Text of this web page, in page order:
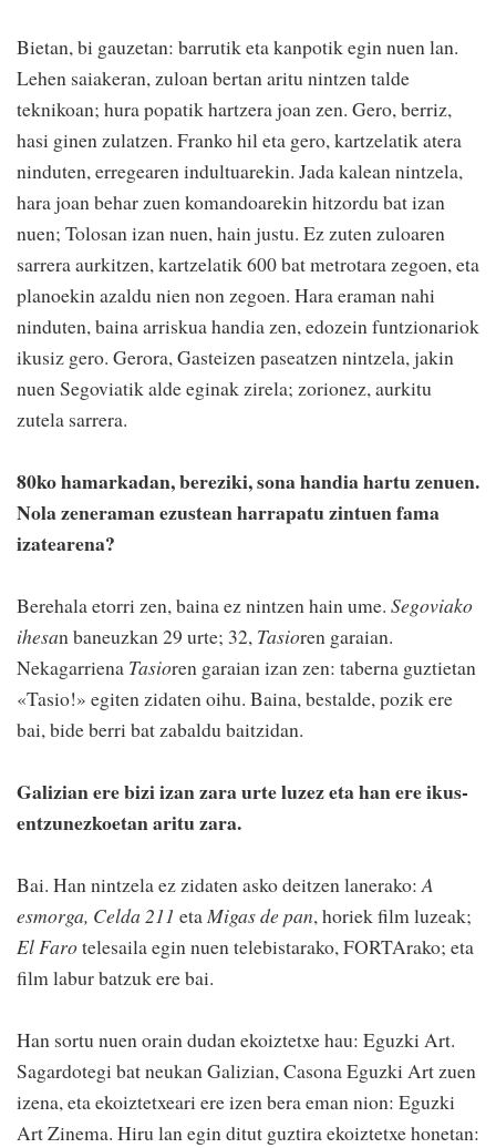
Bietan, bi gauzetan: barrutik eta kanpotik egin nuen lan.
Lehen saiakeran, zuloan bertan aritu nintzen talde
teknikoan; hura popatik hartzera joan zen. Gero, berriz,
hasi ginen zulatzen. Franko hil eta gero, kartzelatik atera
ninduten, erregearen indultuarekin. Jada kalean nintzela,
hara joan behar zuen komandoarekin hitzordu bat izan
nuen; Tolosan izan nuen, hain justu. Ez zuten zuloaren
sarrera aurkitzen, kartzelatik 600 bat metrotara zegoen, eta
planoekin azaldu nien non zegoen. Hara eraman nahi
ninduten, baina arriskua handia zen, edozein funtzionariok
ikusiz gero. Gerora, Gasteizen paseatzen nintzela, jakin
nuen Segoviatik alde eginak zirela; zorionez, aurkitu
zutela sarrera.
80ko hamarkadan, bereziki, sona handia hartu zenuen.
Nola zeneraman ezustean harrapatu zintuen fama
izatearena?
Berehala etorri zen, baina ez nintzen hain ume. Segoviako
ihesan baneuzkan 29 urte; 32, Tasioren garaian.
Nekagarriena Tasioren garaian izan zen: taberna guztietan
«Tasio!» egiten zidaten oihu. Baina, bestalde, pozik ere
bai, bide berri bat zabaldu baitzidan.
Galizian ere bizi izan zara urte luzez eta han ere ikus-
entzunezkoetan aritu zara.
Bai. Han nintzela ez zidaten asko deitzen lanerako: A
esmorga, Celda 211 eta Migas de pan, horiek film luzeak;
El Farotelesaila egin nuen telebistarako, FORTArako; eta
film labur batzuk ere bai.
Han sortu nuen orain dudan ekoiztetxe hau: Eguzki Art.
Sagardotegi bat neukan Galizian, Casona Eguzki Art zuen
izena, eta ekoiztetxeari ere izen bera eman nion: Eguzki
Art Zinema. Hiru lan egin ditut guztira ekoiztetxe honetan: